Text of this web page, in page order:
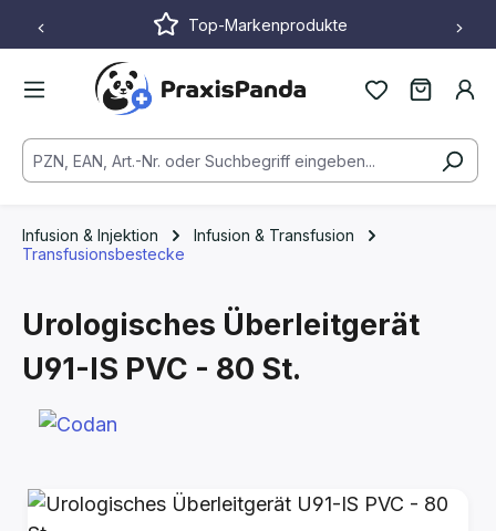
Zum Hauptinhalt springenTop-Markenprodukte
Infusion & Injektion
Infusion & Transfusion
Transfusionsbestecke
Urologisches Überleitgerät
U91-IS PVC - 80 St.
Bildergalerie überspringen